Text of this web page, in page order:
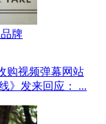
牌
购视频弹幕网站
》发来回应： ...